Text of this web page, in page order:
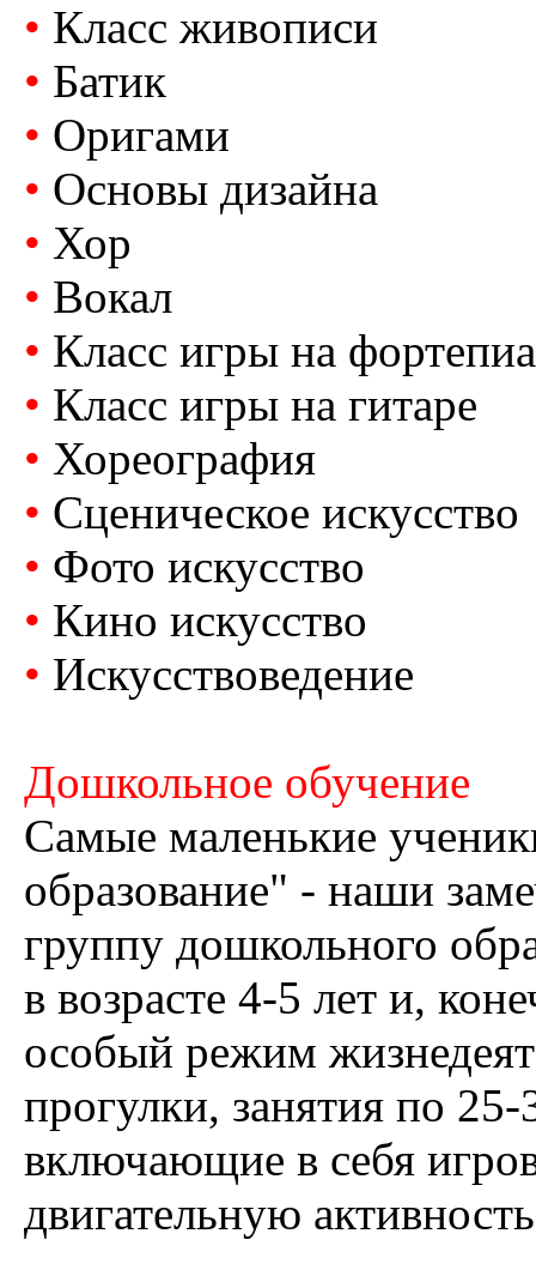
• Класс живописи
• Батик
• Оригами
• Основы дизайна
• Хор
• Вокал
• Класс игры на
• Класс игры на гитаре
• Хореография
• Сценическое искусство
• Фото искусство
• Кино искусство
• Искусствоведение
Дошкольное обучение
Самые маленькие
образование" - наши
группу дошкольного
в возрасте 4-5 лет и,
особый режим
прогулки, занятия по
включающие в себя
двигательную